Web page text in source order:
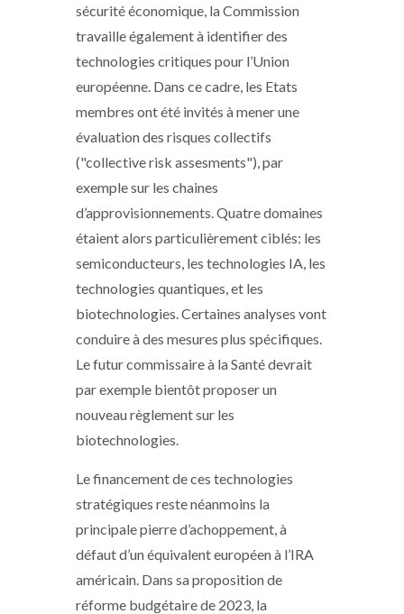
sécurité économique, la Commission
travaille également à identifier des
technologies critiques pour l’Union
européenne. Dans ce cadre, les Etats
membres ont été invités à mener une
évaluation des risques collectifs
("collective risk assesments"), par
exemple sur les chaines
d’approvisionnements. Quatre domaines
étaient alors particulièrement ciblés: les
semiconducteurs, les technologies IA, les
technologies quantiques, et les
biotechnologies. Certaines analyses vont
conduire à des mesures plus spécifiques.
Le futur commissaire à la Santé devrait
par exemple bientôt proposer un
nouveau règlement sur les
biotechnologies.
Le financement de ces technologies
stratégiques reste néanmoins la
principale pierre d’achoppement, à
défaut d’un équivalent européen à l’IRA
américain. Dans sa proposition de
réforme budgétaire de 2023, la